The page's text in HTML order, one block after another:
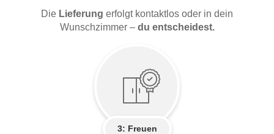
Die Lieferung erfolgt kontaktlos oder in dein
Wunschzimmer – du entscheidest.
3: Freuen